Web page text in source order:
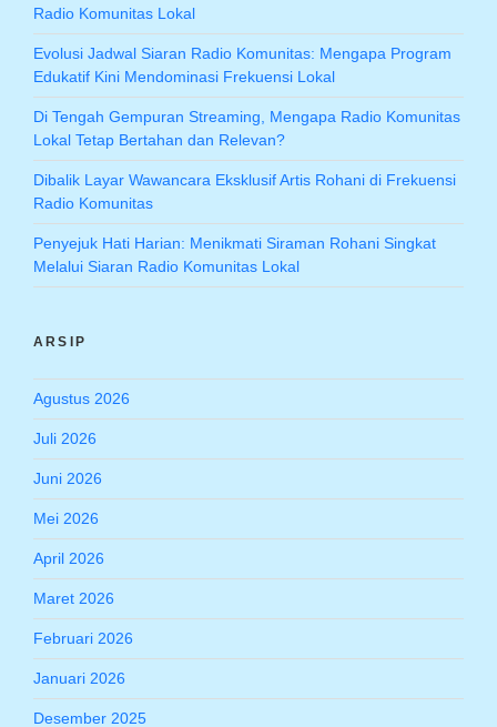
Radio Komunitas Lokal
Evolusi Jadwal Siaran Radio Komunitas: Mengapa Program
Edukatif Kini Mendominasi Frekuensi Lokal
Di Tengah Gempuran Streaming, Mengapa Radio Komunitas
Lokal Tetap Bertahan dan Relevan?
Dibalik Layar Wawancara Eksklusif Artis Rohani di Frekuensi
Radio Komunitas
Penyejuk Hati Harian: Menikmati Siraman Rohani Singkat
Melalui Siaran Radio Komunitas Lokal
ARSIP
Agustus 2026
Juli 2026
Juni 2026
Mei 2026
April 2026
Maret 2026
Februari 2026
Januari 2026
Desember 2025